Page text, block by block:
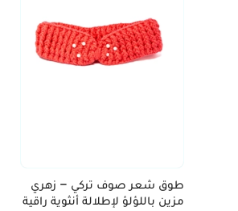
طوق شعر صوف تركي – زهري
مزين باللؤلؤ لإطلالة أنثوية راقية